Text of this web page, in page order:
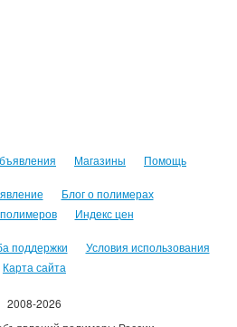
Магазины Помощь
Блог о полимерах
Индекс цен
поддержки
Условия использования
Карта сайта
2008-2026